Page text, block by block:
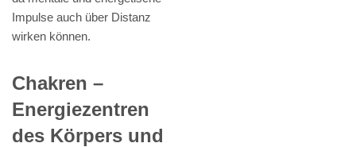
Impulse auch über Distanz
wirken können.
Chakren –
Energiezentren
des Körpers und